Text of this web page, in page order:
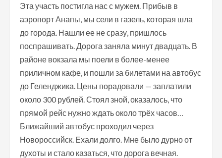
Эта участь постигла нас с мужем. Прибыв в
аэропорт Анапы, мы сели в газель, которая шла
до города. Нашли ее не сразу, пришлось
поспрашивать. Дорога заняла минут двадцать. В
районе вокзала мы поели в более-менее
приличном кафе, и пошли за билетами на автобус
до Геленджика. Цены порадовали — заплатили
около 300 рублей. Стоял зной, оказалось, что
прямой рейс нужно ждать около трёх часов…
Ближайший автобус проходил через
Новороссийск. Ехали долго. Мне было дурно от
духоты и стало казаться, что дорога вечная.